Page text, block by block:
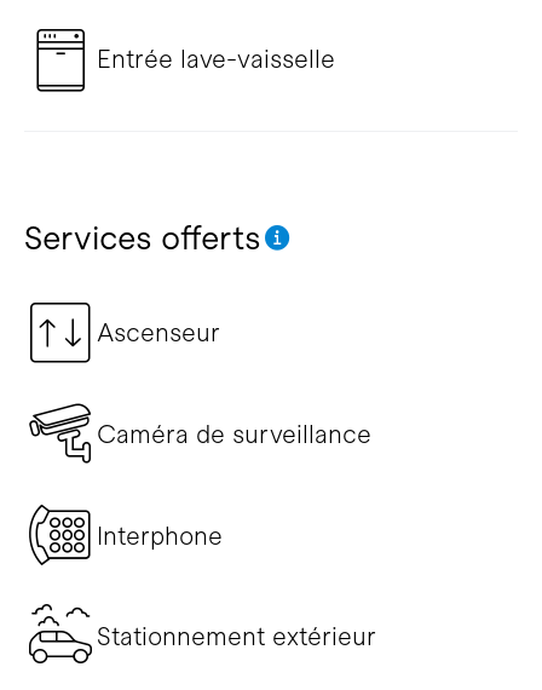
Entrée lave-vaisselle
Services offerts
Ascenseur
Caméra de surveillance
Interphone
Stationnement extérieur